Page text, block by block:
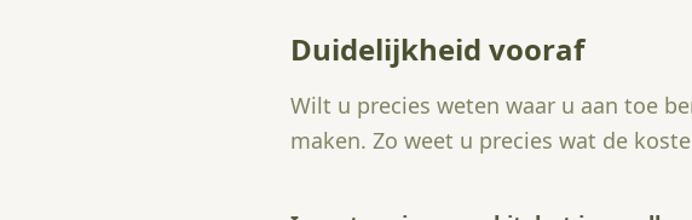
Duidelijkheid vooraf
Wilt u precies weten waar u aan toe
maken. Zo weet u precies wat de